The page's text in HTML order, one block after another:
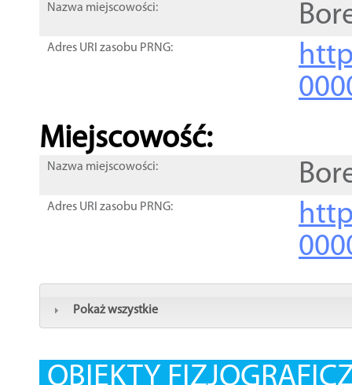
Nazwa miejscowości:
Adres URI zasobu PRNG:
Miejscowość:
Nazwa miejscowości:
Adres URI zasobu PRNG:
Pokaż wszystkie
OBIEKTY